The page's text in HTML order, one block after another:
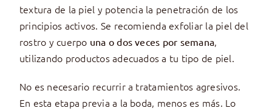
textura de la piel y potencia la penetración de los
principios activos. Se recomienda exfoliar la piel del
rostro y cuerpo una o dos veces por semana,
utilizando productos adecuados a tu tipo de piel.
No es necesario recurrir a tratamientos agresivos.
En esta etapa previa a la boda, menos es más. Lo